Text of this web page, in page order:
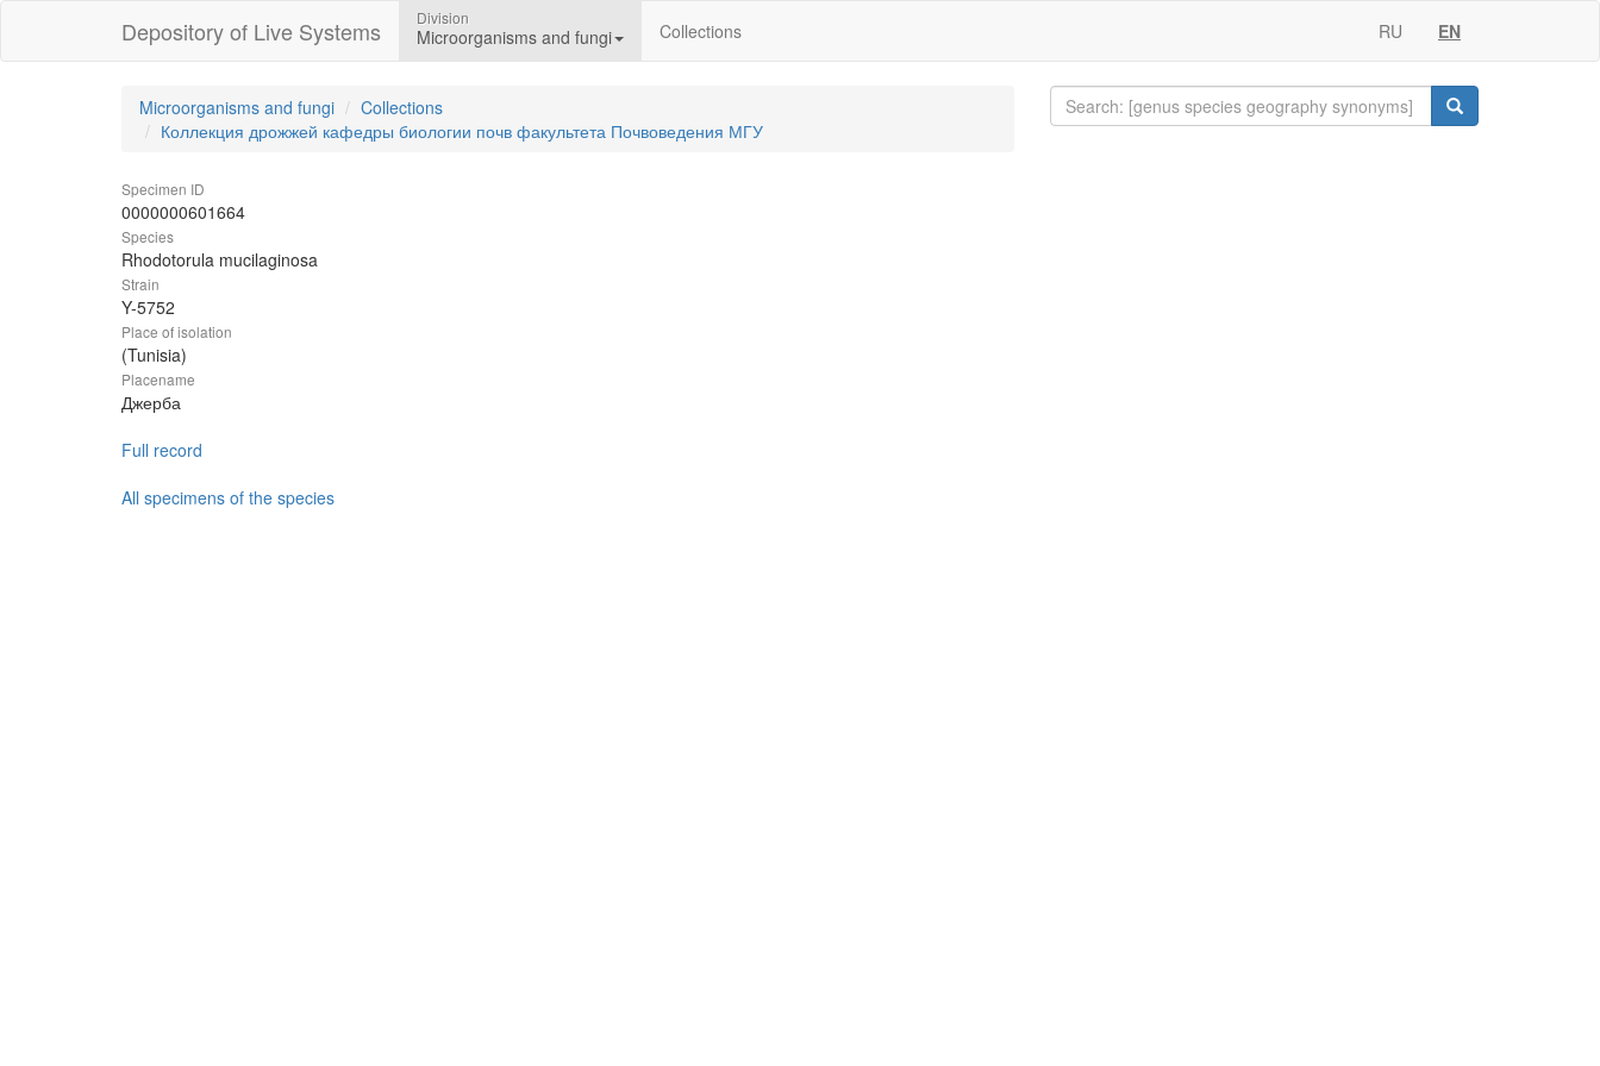
Depository of Live Systems Division
Microorganisms and fungi Collections RU EN
Microorganisms and fungi
Collections
Коллекция дрожжей кафедры биологии почв факультета Почвоведения МГУ
Specimen ID
0000000601664
Species
Rhodotorula mucilaginosa
Strain
Y-5752
Place of isolation
(Tunisia)
Placename
Джерба
Full record
All specimens of the species